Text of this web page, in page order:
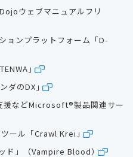
ウェブマニュアルフリ
ョンプラットフォーム「D-
」
ダのDX」
などMicrosoft®製品関連サー
ール「Crawl Krei」
ド」（Vampire Blood）